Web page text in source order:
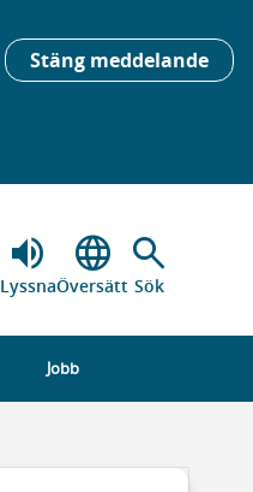
Stäng meddelande
volume_up
Lyssna
language
Översätt
search
Sök
Jobb